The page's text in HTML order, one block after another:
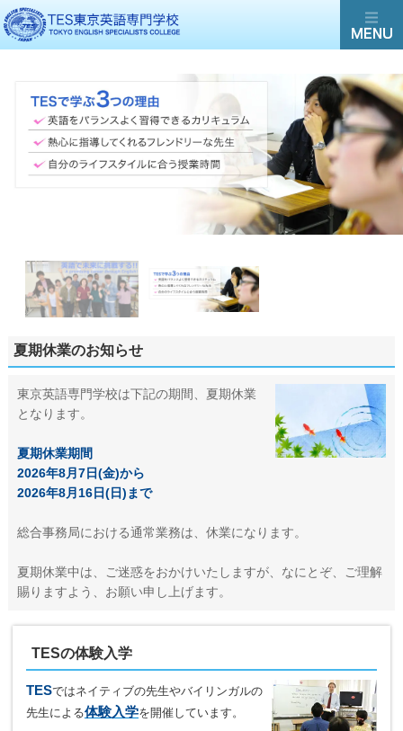
夏期休業のお知らせ
東京英語専門学校は下記の期間、夏期休業
となります。
夏期休業期間
2026年8月7日(金)から
2026年8月16日(日)まで
総合事務局における通常業務は、休業になります。
夏期休業中は、ご迷惑をおかけいたしますが、なにとぞ、ご理解
賜りますよう、お願い申し上げます。
TESの体験入学
TESではネイティブの先生やバイリンガルの
先生による体験入学を開催しています。